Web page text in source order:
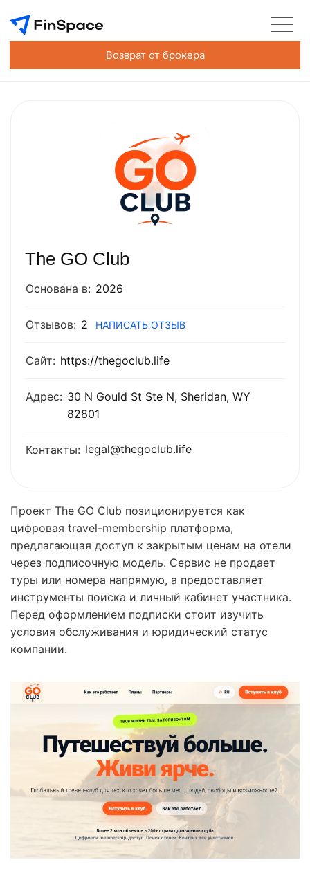
Возврат от брокера
The GO Club
Основана в: 2026
Отзывов: 2 НАПИСАТЬ ОТЗЫВ
Сайт: https://thegoclub.life
Адрес: 30 N Gould St Ste N, Sheridan, WY
82801
Контакты: legal@thegoclub.life
Проект The GO Club позиционируется как
цифровая travel-membership платформа,
предлагающая доступ к закрытым ценам на отели
через подписочную модель. Сервис не продает
туры или номера напрямую, а предоставляет
инструменты поиска и личный кабинет участника.
Перед оформлением подписки стоит изучить
условия обслуживания и юридический статус
компании.